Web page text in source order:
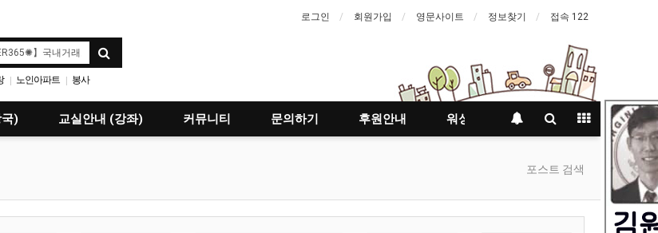
로그인 회원가입 영문사이트 정보찾기 접속 122
| 노인아파트 | 봉사
) 교실안내 (강좌) 커뮤니티 문의하기 후원안내 워싱턴등대지기
포스트 검색